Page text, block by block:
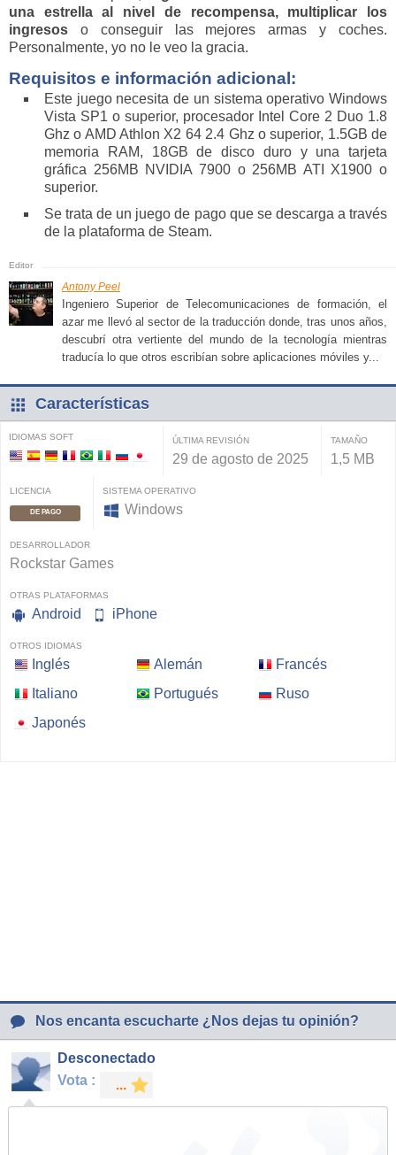
una estrella al nivel de recompensa, multiplicar los
ingresos o conseguir las mejores armas y coches.
Personalmente, yo no le veo la gracia.
Requisitos e información adicional:
Este juego necesita de un sistema operativo Windows
Vista SP1 o superior, procesador Intel Core 2 Duo 1.8
Ghz o AMD Athlon X2 64 2.4 Ghz o superior, 1.5GB de
memoria RAM, 18GB de disco duro y una tarjeta
gráfica 256MB NVIDIA 7900 o 256MB ATI X1900 o
superior.
Se trata de un juego de pago que se descarga a través
de la plataforma de Steam.
Antony Peel
Ingeniero Superior de Telecomunicaciones de formación, el
azar me llevó al sector de la traducción donde, tras unos años,
descubrí otra vertiente del mundo de la tecnología mientras
traducía lo que otros escribían sobre aplicaciones móviles y...
Características
IDIOMAS SOFT ÚLTIMA REVISIÓN
29 de agosto de 2025
TAMAÑO
1,5 MB
LICENCIA
DE PAGO
SISTEMA OPERATIVO
Windows
DESARROLLADOR
Rockstar Games
OTRAS PLATAFORMAS
Android iPhone
OTROS IDIOMAS
Inglés Alemán
Francés
Italiano
Portugués
Ruso
Japonés
Nos encanta escucharte ¿Nos dejas tu opinión?
Desconectado
Vota :